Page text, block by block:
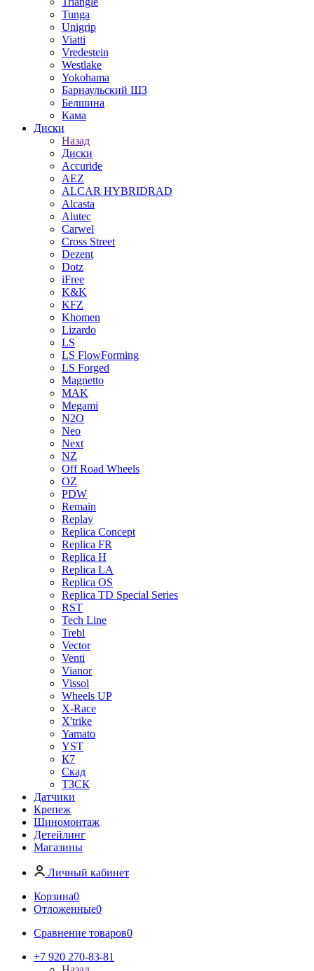
Tunga
Unigrip
Viatti
Vredestein
Westlake
Yokohama
Барнаульский ШЗ
Белшина
Кама
Диски
Назад
Диски
Accuride
AEZ
ALCAR HYBRIDRAD
Alcasta
Alutec
Carwel
Cross Street
Dezent
Dotz
iFree
K&K
KFZ
Khomen
Lizardo
LS
LS FlowForming
LS Forged
Magnetto
MAK
Megami
N2O
Neo
Next
NZ
Off Road Wheels
OZ
PDW
Remain
Replay
Replica Concept
Replica FR
Replica H
Replica LA
Replica OS
Replica TD Special Series
RST
Tech Line
Trebl
Vector
Venti
Vianor
Vissol
Wheels UP
X-Race
X'trike
Yamato
YST
К7
Скад
ТЗСК
Датчики
Крепеж
Шиномонтаж
Детейлинг
Магазины
Личный кабинет
Корзина0
Отложенные0
Сравнение товаров0
+7 920 270-83-81